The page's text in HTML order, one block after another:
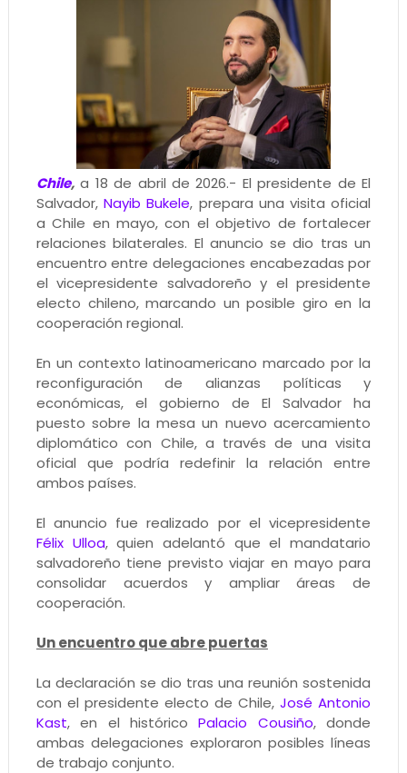
Chile,a 18 de abril de 2026.- El presidente de El
Salvador,Nayib Bukele, prepara una visita oficial
a Chile en mayo, con el objetivo de fortalecer
relaciones bilaterales. El anuncio se dio tras un
encuentro entre delegaciones encabezadas por
el vicepresidente salvadoreño y el presidente
electo chileno, marcando un posible giro en la
cooperación regional.
En un contexto latinoamericano marcado por la
reconfiguración de alianzas políticas y
económicas, el gobierno de El Salvador ha
puesto sobre la mesa un nuevo acercamiento
diplomático con Chile, a través de una visita
oficial que podría redefinir la relación entre
ambos países.
El anuncio fue realizado por el vicepresidente
Félix Ulloa, quien adelantó que el mandatario
salvadoreño tiene previsto viajar en mayo para
consolidar acuerdos y ampliar áreas de
cooperación.
Un encuentro que abre puertas
La declaración se dio tras una reunión sostenida
con el presidente electo de Chile,José Antonio
Kast, en el históricoPalacio Cousiño, donde
ambas delegaciones exploraron posibles líneas
de trabajo conjunto.